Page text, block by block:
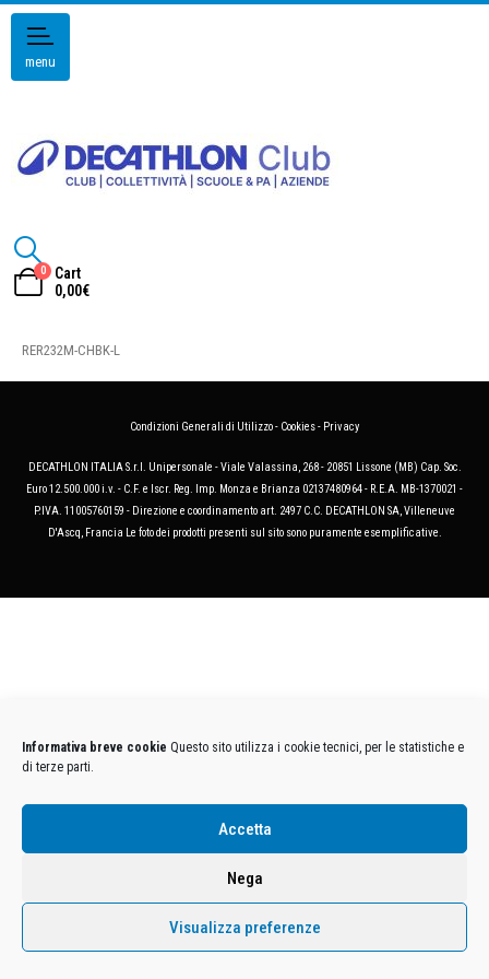
Informativa breve cookie Questo sito utilizza i cookie tecnici, per le statistiche e
di terze parti.
Accetta
Nega
Visualizza preferenze
menu
0
Cart
0,00€
RER232M-CHBK-L
Condizioni Generali di Utilizzo- Cookies- Privacy
DECATHLON ITALIA S.r.l. Unipersonale - Viale Valassina, 268 - 20851 Lissone (MB) Cap. Soc.
Euro 12.500.000 i.v. - C.F. e Iscr. Reg. Imp. Monza e Brianza 02137480964 - R.E.A. MB-1370021 -
P.IVA. 11005760159 - Direzione e coordinamento art. 2497 C.C. DECATHLON SA, Villeneuve
D'Ascq, Francia Le foto dei prodotti presenti sul sito sono puramente esemplificative.